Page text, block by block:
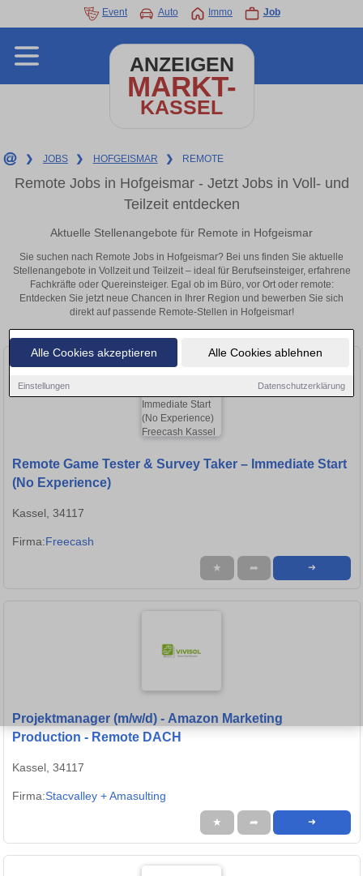
Alle Cookies akzeptieren Alle Cookies ablehnen
Einstellungen Datenschutzerklärung
Event Auto Immo Job
ANZEIGEN
MARKT-
KASSEL
❯ JOBS ❯ HOFGEISMAR ❯ REMOTE
Remote Jobs in Hofgeismar - Jetzt Jobs in Voll- und
Teilzeit entdecken
Aktuelle Stellenangebote für Remote in Hofgeismar
Sie suchen nach Remote Jobs in Hofgeismar? Bei uns finden Sie aktuelle
Stellenangebote in Vollzeit und Teilzeit – ideal für Berufseinsteiger, erfahrene
Fachkräfte oder Quereinsteiger. Egal ob im Büro, vor Ort oder remote:
Entdecken Sie jetzt neue Chancen in Ihrer Region und bewerben Sie sich
direkt auf passende Remote-Stellen in Hofgeismar!
Remote Game Tester & Survey Taker – Immediate Start
(No Experience)
Kassel, 34117
Firma:Freecash
★ ➦ ➜
Projektmanager (m/w/d) - Amazon Marketing
Production - Remote DACH
Kassel, 34117
Firma:Stacvalley + Amasulting
★ ➦ ➜